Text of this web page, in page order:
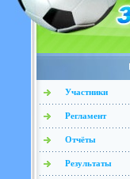
Участники
Регламент
Отчёты
Результаты